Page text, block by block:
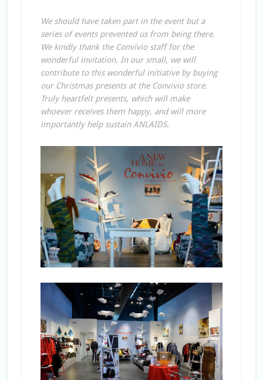
We should have taken part in the event but a
series of events prevented us from being there.
We kindly thank the Convivio staff for the
wonderful invitation. In our small, we will
contribute to this wonderful initiative by buying
our Christmas presents at the Convivio store.
Truly heartfelt presents, which will make
whoever receives them happy, and will more
importantly help sustain ANLAIDS.